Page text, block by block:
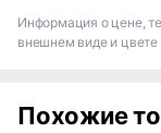
Информация о цене,
внешнем виде и цвете
Похожие